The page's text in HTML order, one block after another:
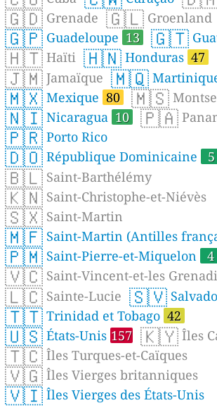
🇬🇩 Grenade 🇬🇱 Groenland
🇬🇵 Guadeloupe 13 🇬🇹
🇭🇹 Haïti 🇭🇳 Honduras 47
🇯🇲 Jamaïque 🇲🇶
🇲🇽 Mexique 80 🇲🇸
🇳🇮 Nicaragua 10 🇵🇦
🇵🇷 Porto Rico
🇩🇴 République Dominicaine 5
🇧🇱 Saint-Barthélémy
🇰🇳 Saint-Christophe-et-Niévès
🇸🇽 Saint-Martin
🇲🇫 Saint-Martin (Antilles
🇵🇲 Saint-Pierre-et-Miquelon 4
🇻🇨 Saint-Vincent-et-les
🇱🇨 Sainte-Lucie 🇸🇻
🇹🇹 Trinidad et Tobago 42
🇺🇸 États-Unis 157 🇰🇾 Îles
🇹🇨 Îles Turques-et-Caïques
🇻🇬 Îles Vierges britanniques
🇻🇮 Îles Vierges des États-Unis